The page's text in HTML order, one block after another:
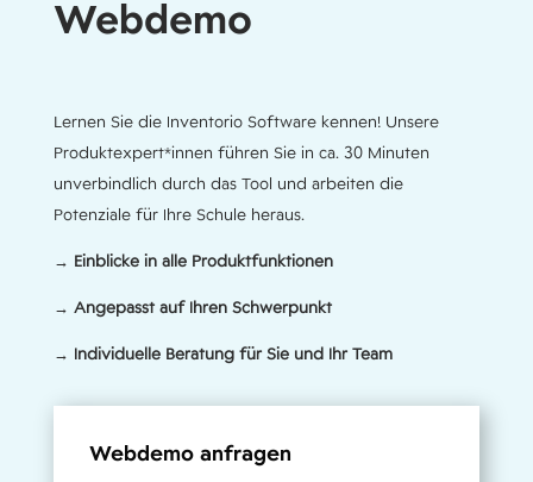
Webdemo
Lernen Sie die Inventorio Software kennen! Unsere
Produktexpert*innen führen Sie in ca. 30 Minuten
unverbindlich durch das Tool und arbeiten die
Potenziale für Ihre Schule heraus.
→ Einblicke in alle Produktfunktionen
→ Angepasst auf Ihren Schwerpunkt
→ Individuelle Beratung für Sie und Ihr Team
Webdemo anfragen